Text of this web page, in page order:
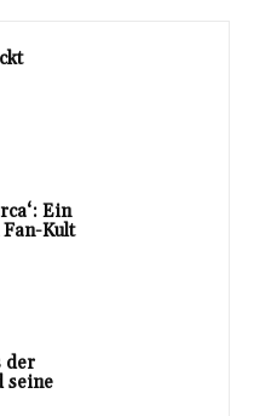
Ein
Kult
der
seine